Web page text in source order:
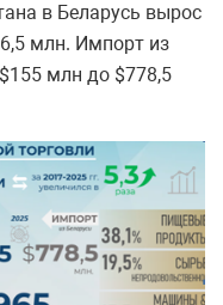
в Беларусь вырос
млн. Импорт из
млн до $778,5